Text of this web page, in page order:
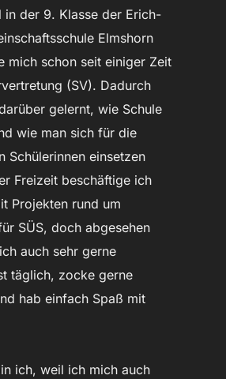
in der 9. Klasse der Erich-
Elmshorn
mich schon seit einiger Zeit
(SV). Dadurch
gelernt, wie Schule
wie man sich für die
Schülerinnen einsetzen
Freizeit beschäftige ich
Projekten rund um
SÜS, doch abgesehen
auch sehr gerne
täglich, zocke gerne
hab einfach Spaß mit
ich, weil ich mich auch